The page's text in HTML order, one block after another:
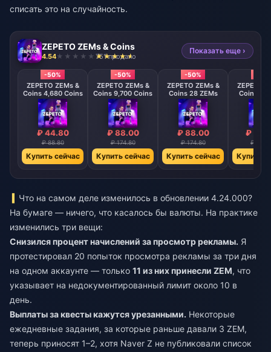
списать это на случайность.
ZEPETO ZEMs & Coins
4.54 751 продано
Показать еще ›
-50%
ZEPETO ZEMs &
Coins 4,680 Coins
₽ 44.80
₽ 88.80
Купить сейчас
-50%
ZEPETO ZEMs &
Coins 9,700 Coins
₽ 88.00
₽ 174.80
Купить сейчас
-50%
ZEPETO ZEMs &
Coins 28 ZEMs
₽ 88.00
₽ 174.80
Купить сейчас
ZEPETO
Coins 58
₽
₽
Купить
Что на самом деле изменилось в обновлении 4.24.000?
На бумаге — ничего, что касалось бы валюты. На практике
изменились три вещи:
Снизился процент начислений за просмотр рекламы. Я
протестировал 20 попыток просмотра рекламы за три дня
на одном аккаунте — только 11 из них принесли ZEM, что
указывает на недокументированный лимит около 10 в
день.
Выплаты за квесты кажутся урезанными. Некоторые
ежедневные задания, за которые раньше давали 3 ZEM,
теперь приносят 1–2, хотя Naver Z не публиковали список